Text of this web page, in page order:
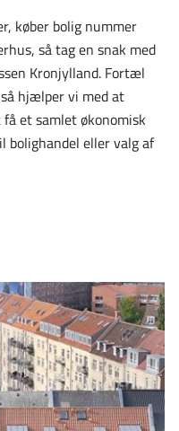
køber bolig nummer
så tag en snak med
Kronjylland. Fortæl
hjælper vi med at
et samlet økonomisk
bolighandel eller valg af